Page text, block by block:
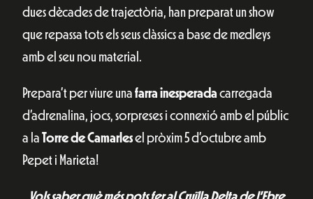
dues dècades de trajectòria, han preparat un show
que repassa tots els seus clàssics a base de medleys
amb el seu nou material.
Prepara’t per viure una farra inesperada carregada
d’adrenalina, jocs, sorpreses i connexió amb el públic
a la Torre de Camarlesel pròxim 5 d’octubre amb
Pepet i Marieta!